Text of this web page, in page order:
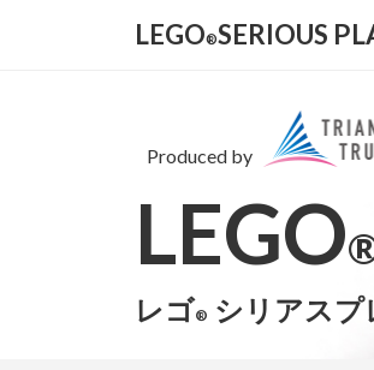
LEGO®SERIOUS
Produced by
LEGO
レゴ® シリアスプ